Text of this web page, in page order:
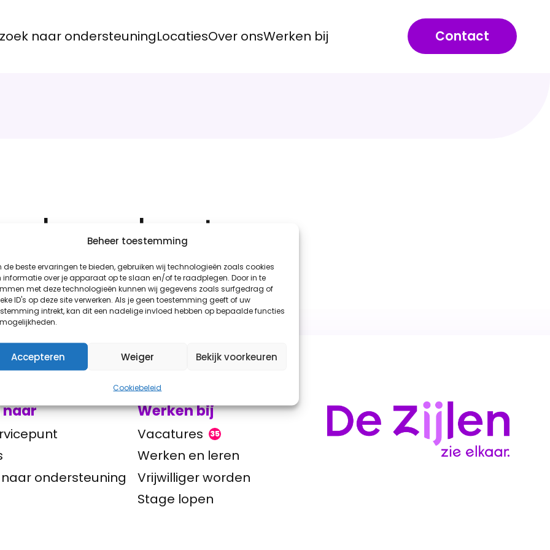
Beheer toestemming
de beste ervaringen te bieden, gebruiken wij technologieën zoals cookies
informatie over je apparaat op te slaan en/of te raadplegen. Door in te
met deze technologieën kunnen wij gegevens zoals surfgedrag of
ID's op deze site verwerken. Als je geen toestemming geeft of uw
intrekt, kan dit een nadelige invloed hebben op bepaalde functies
Accepteren Weiger Bekijk voorkeuren
Cookiebeleid
naar ondersteuningLocatiesOver onsWerken bij Contact
van bestuur
naar
naar ondersteuning
Werken bij
Vacatures 35
Werken en leren
Vrijwilliger worden
Stage lopen